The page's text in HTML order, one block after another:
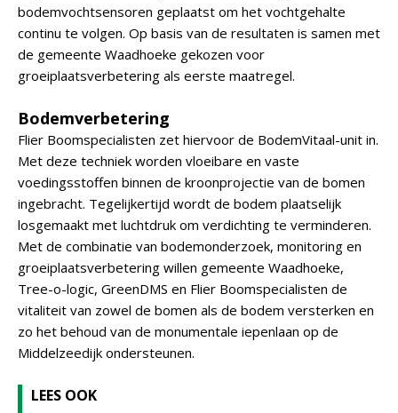
bodemvochtsensoren geplaatst om het vochtgehalte
continu te volgen. Op basis van de resultaten is samen met
de gemeente Waadhoeke gekozen voor
groeiplaatsverbetering als eerste maatregel.
Bodemverbetering
Flier Boomspecialisten zet hiervoor de BodemVitaal-unit in.
Met deze techniek worden vloeibare en vaste
voedingsstoffen binnen de kroonprojectie van de bomen
ingebracht. Tegelijkertijd wordt de bodem plaatselijk
losgemaakt met luchtdruk om verdichting te verminderen.
Met de combinatie van bodemonderzoek, monitoring en
groeiplaatsverbetering willen gemeente Waadhoeke,
Tree-o-logic, GreenDMS en Flier Boomspecialisten de
vitaliteit van zowel de bomen als de bodem versterken en
zo het behoud van de monumentale iepenlaan op de
Middelzeedijk ondersteunen.
LEES OOK